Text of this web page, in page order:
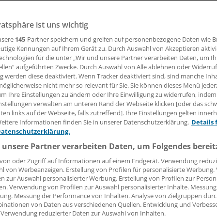
Gerste
08:00 Uhr
Jahres Rosemary Kennedy, die jüngere Schwester
F. Kennedy, in einem Pflegeheim in Wisconsin starb,
Öffentlichkeit auf eine medizinische Prozedur
fand und das Leben der damals jungen Frau und
zerstörte: die frontale Lobotomie.
ist uns wichtig
145-Partner speichern und greifen auf personenbezogene Daten wie
Kennungen auf Ihrem Gerät zu. Durch Auswahl von Akzeptieren
für die unter „Wir und unsere Partner verarbeiten Daten, um
aufgeführten Zwecke. Durch Auswahl von Alle ablehnen oder
werden diese deaktiviert. Wenn Tracker deaktiviert sind, sind manche
nicht mehr so relevant für Sie. Sie können dieses Menü
Ihre Einstellungen zu ändern oder Ihre Einwilligung zu widerrufen, indem
verwalten am unteren Rand der Webseite klicken [oder das
links auf der Webseite, falls zutreffend]. Ihre Einstellungen gelten
Informationen finden Sie in unserer Datenschutzerklärung. Details
Partner verarbeiten Daten, um Folgendes
oder Zugriff auf Informationen auf einem Endgerät. Verwendung
von Werbeanzeigen. Erstellung von Profilen für personalisierte
zur Auswahl personalisierter Werbung. Erstellung von Profilen zur
Verwendung von Profilen zur Auswahl personalisierter Inhalte.
Messung der Performance von Inhalten. Analyse von Zielgruppen
von Daten aus verschiedenen Quellen. Entwicklung und
reduzierter Daten zur Auswahl von Inhalten.